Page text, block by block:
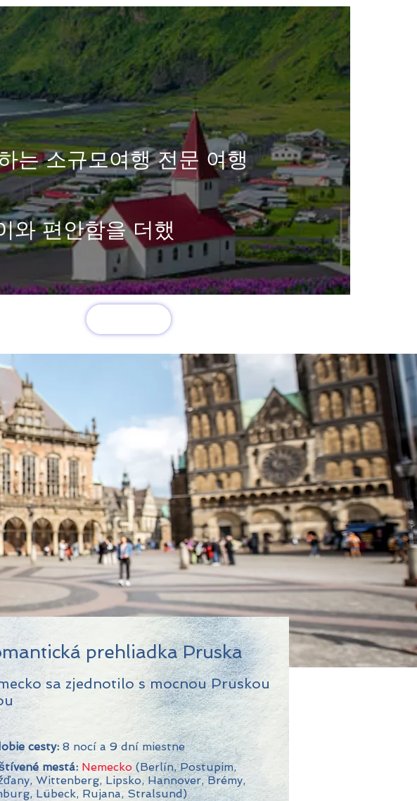
는 소규모여행 전문 여행
와 편안함을 더했
prehliadka Pruska
sa zjednotilo s mocnou Pruskou
cesty: 8 nocí a 9 dní miestne
mestá: Nemecko (Berlín, Postupim,
Wittenberg, Lipsko, Hannover, Brémy,
Lübeck, Rujana, Stralsund)